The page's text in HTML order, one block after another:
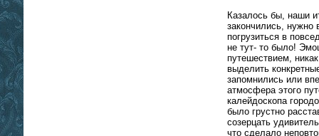
Казалось бы, наши
закончились, нужно
погрузиться в
не тут- то было!
путешествием,
выделить
запомнились или
атмосфера этого
калейдоскопа
было грустно
созерцать
что сделало